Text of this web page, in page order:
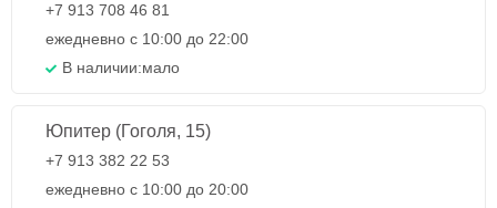
+7 913 708 46 81
ежедневно с 10:00 до 22:00
В наличии:мало
Юпитер (Гоголя, 15)
+7 913 382 22 53
ежедневно с 10:00 до 20:00